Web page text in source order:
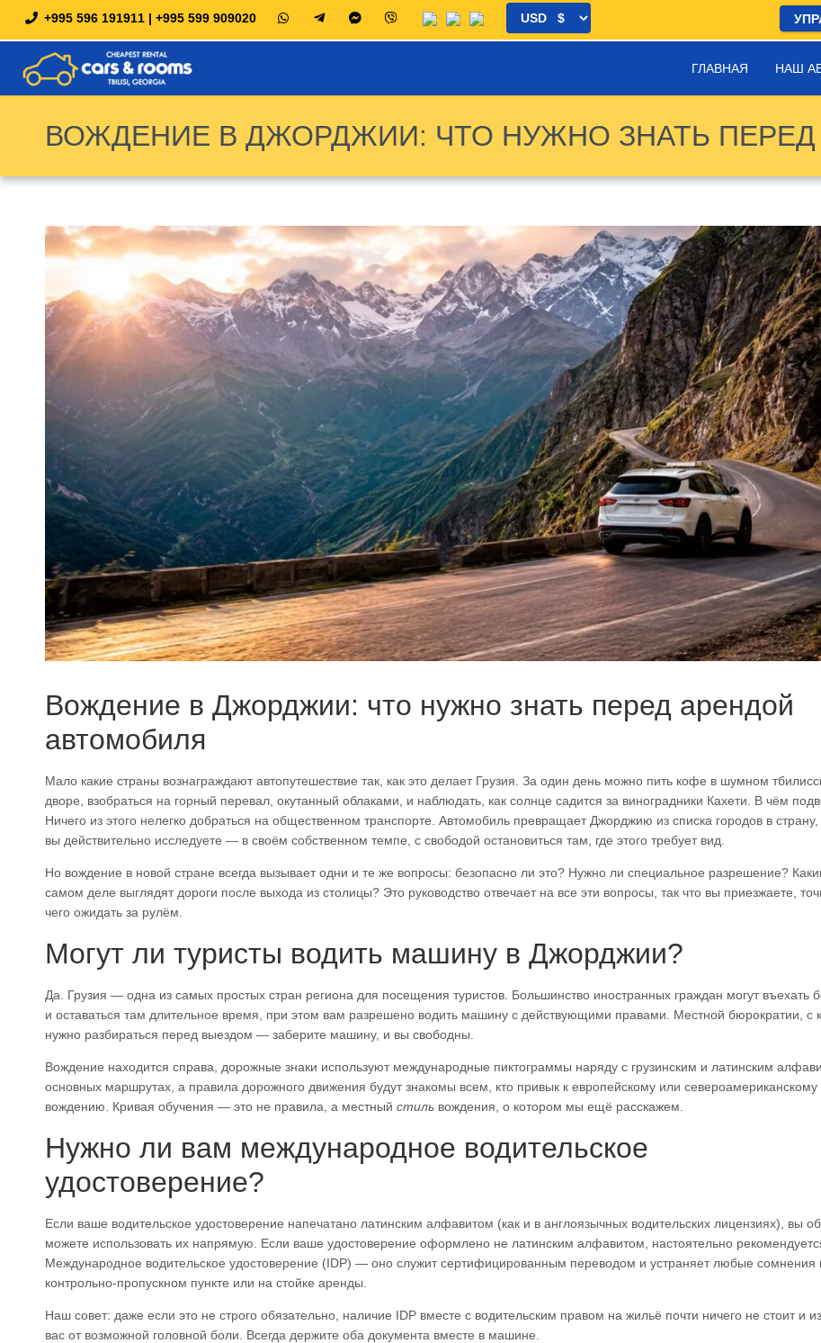
+995 596 191911 | +995 599 909020
ГЛАВНАЯ НАШ
ВОЖДЕНИЕ В ДЖОРДЖИИ: ЧТО НУЖНО ЗНАТЬ
Вождение в Джорджии: что нужно знать перед арендой
автомобиля
Мало какие страны вознаграждают автопутешествие так, как это делает Грузия. За один день можно пить кофе в шумном
дворе, взобраться на горный перевал, окутанный облаками, и наблюдать, как солнце садится за виноградники Кахети. В чём
Ничего из этого нелегко добраться на общественном транспорте. Автомобиль превращает Джорджию из списка городов в страну,
вы действительно исследуете — в своём собственном темпе, с свободой остановиться там, где этого требует вид.
Но вождение в новой стране всегда вызывает одни и те же вопросы: безопасно ли это? Нужно ли специальное разрешение?
самом деле выглядят дороги после выхода из столицы? Это руководство отвечает на все эти вопросы, так что вы приезжаете,
чего ожидать за рулём.
Могут ли туристы водить машину в Джорджии?
Да. Грузия — одна из самых простых стран региона для посещения туристов. Большинство иностранных граждан могут въехать
и оставаться там длительное время, при этом вам разрешено водить машину с действующими правами. Местной бюрократии, с
нужно разбираться перед выездом — заберите машину, и вы свободны.
Вождение находится справа, дорожные знаки используют международные пиктограммы наряду с грузинским и латинским
основных маршрутах, а правила дорожного движения будут знакомы всем, кто привык к европейскому или североамериканскому
вождению. Кривая обучения — это не правила, а местный стиль вождения, о котором мы ещё расскажем.
Нужно ли вам международное водительское
удостоверение?
Если ваше водительское удостоверение напечатано латинским алфавитом (как и в англоязычных водительских лицензиях), вы
можете использовать их напрямую. Если ваше удостоверение оформлено не латинским алфавитом, настоятельно
Международное водительское удостоверение (IDP) — оно служит сертифицированным переводом и устраняет любые сомнения
контрольно-пропускном пункте или на стойке аренды.
Наш совет: даже если это не строго обязательно, наличие IDP вместе с водительским правом на жильё почти ничего не стоит и
вас от возможной головной боли. Всегда держите оба документа вместе в машине.